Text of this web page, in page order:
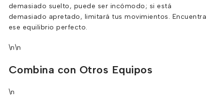
demasiado suelto, puede ser incómodo; si está
demasiado apretado, limitará tus movimientos. Encuentra
ese equilibrio perfecto.
\n\n
Combina con Otros Equipos
\n